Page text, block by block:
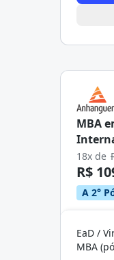
MBA
18x de
R$
A 2°
EaD /
MBA